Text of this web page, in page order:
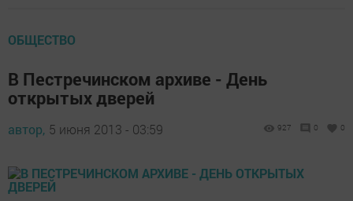
ОБЩЕСТВО
В Пестречинском архиве - День
открытых дверей
автор, 5 июня 2013 - 03:59 927 0 0